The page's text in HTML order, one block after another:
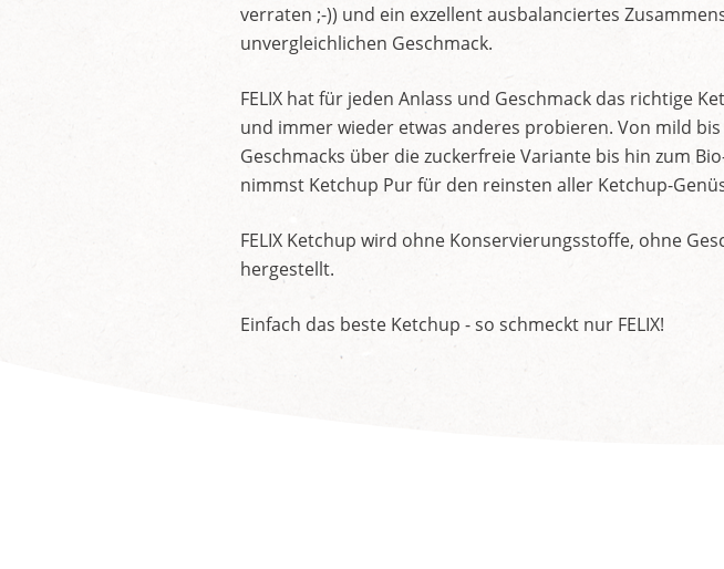
verraten ;-)) und ein exzellent ausbalanciertes
unvergleichlichen Geschmack.
FELIX hat für jeden Anlass und Geschmack das richtige
und immer wieder etwas anderes probieren. Von mild
Geschmacks über die zuckerfreie Variante bis hin zum
nimmst Ketchup Pur für den reinsten aller Ketchup-
FELIX Ketchup wird ohne Konservierungsstoffe, ohne
hergestellt.
Einfach das beste Ketchup - so schmeckt nur FELIX!